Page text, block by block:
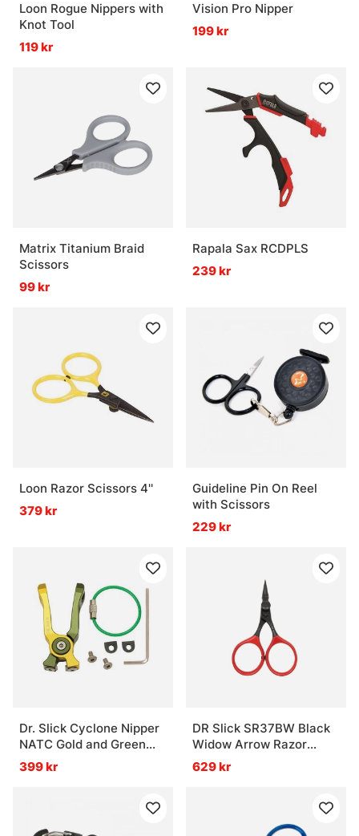
Loon Rogue Nippers with
Knot Tool
119 kr
Vision Pro Nipper
199 kr
Matrix Titanium Braid
Scissors
99 kr
Rapala Sax RCDPLS
239 kr
Loon Razor Scissors 4''
379 kr
Guideline Pin On Reel
with Scissors
229 kr
Dr. Slick Cyclone Nipper
NATC Gold and Green
Aluminum Frame
399 kr
DR Slick SR37BW Black
Widow Arrow Razor
Scissor 3 3/4'' Bent
Shaft Black and Red
629 kr